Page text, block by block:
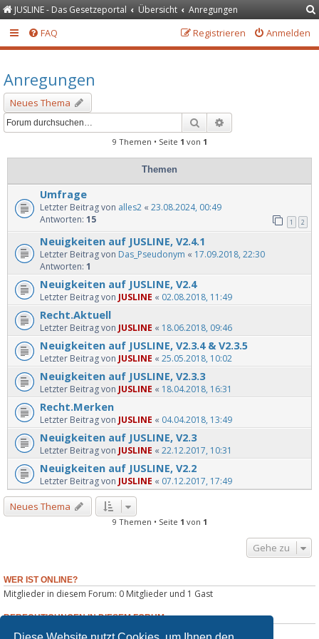
JUSLINE - Das Gesetzeportal Übersicht Anregungen
FAQ Anmelden
Registrieren
Anregungen
Neues Thema
Suche
9 Themen • Seite 1 von 1
Themen
Umfrage
Letzter Beitrag von alles2 « 23.08.2024, 00:49
Antworten: 15 1 2
Neuigkeiten auf JUSLINE, V2.4.1
Letzter Beitrag von Das_Pseudonym « 17.09.2018, 22:30
Antworten: 1
Neuigkeiten auf JUSLINE, V2.4
Letzter Beitrag von JUSLINE « 02.08.2018, 11:49
Recht.Aktuell
Letzter Beitrag von JUSLINE « 18.06.2018, 09:46
Neuigkeiten auf JUSLINE, V2.3.4 & V2.3.5
Letzter Beitrag von JUSLINE « 25.05.2018, 10:02
Neuigkeiten auf JUSLINE, V2.3.3
Letzter Beitrag von JUSLINE « 18.04.2018, 16:31
Recht.Merken
Letzter Beitrag von JUSLINE « 04.04.2018, 13:49
Neuigkeiten auf JUSLINE, V2.3
Letzter Beitrag von JUSLINE « 22.12.2017, 10:31
Neuigkeiten auf JUSLINE, V2.2
Letzter Beitrag von JUSLINE « 07.12.2017, 17:49
Neues Thema
9 Themen • Seite 1 von 1
Gehe zu
WER IST ONLINE?
Mitglieder in diesem Forum: 0 Mitglieder und 1 Gast
BERECHTIGUNGEN IN DIESEM FORUM
Sie dürfen keine
neuen Themen in diesem Forum erstellen.